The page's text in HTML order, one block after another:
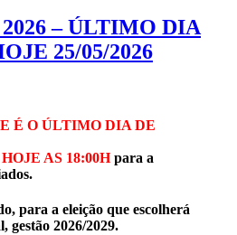
– ÚLTIMO DIA
25/05/2026
É O ÚLTIMO DIA DE
AS 18:00Hpara a
para a eleição que escolherá
gestão 2026/2029.